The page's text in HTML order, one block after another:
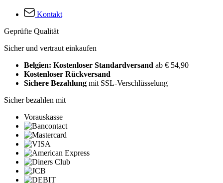
Kontakt
Geprüfte Qualität
Sicher und vertraut einkaufen
Belgien: Kostenloser Standardversand ab € 54,90
Kostenloser Rückversand
Sichere Bezahlung mit SSL-Verschlüsselung
Sicher bezahlen mit
Vorauskasse